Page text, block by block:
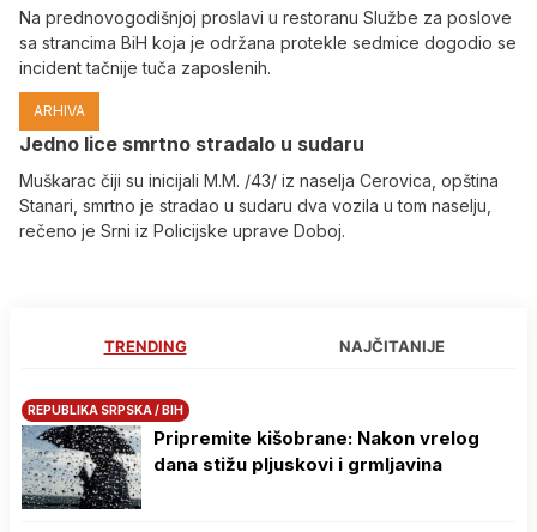
Na prednovogodišnjoj proslavi u restoranu Službe za poslove
sa strancima BiH koja je održana protekle sedmice dogodio se
incident tačnije tuča zaposlenih.
ARHIVA
Јedno lice smrtno stradalo u sudaru
Muškarac čiji su inicijali M.M. /43/ iz naselja Cerovica, opština
Stanari, smrtno je stradao u sudaru dva vozila u tom naselju,
rečeno je Srni iz Policijske uprave Doboj.
TRENDING NAJČITANIJE
REPUBLIKA SRPSKA / BIH
Pripremite kišobrane: Nakon vrelog
dana stižu pljuskovi i grmljavina